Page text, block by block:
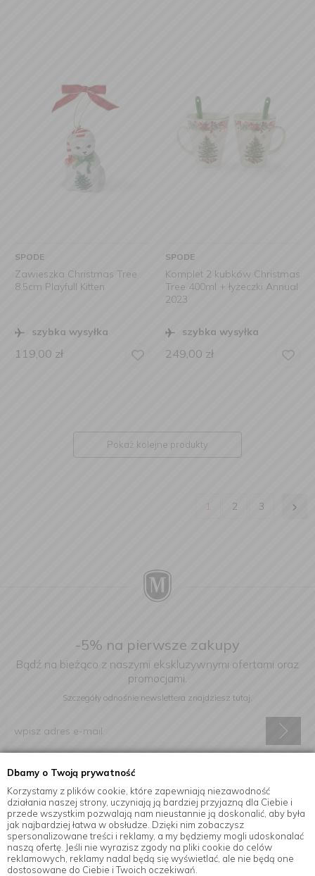
Dbamy o Twoją prywatność
Korzystamy z plików cookie, które zapewniają niezawodność
działania naszej strony, uczyniają ją bardziej przyjazną dla Ciebie i
przede wszystkim pozwalają nam nieustannie ją doskonalić, aby była
jak najbardziej łatwa w obsłudze. Dzięki nim zobaczysz
spersonalizowane treści i reklamy, a my będziemy mogli udoskonalać
naszą ofertę. Jeśli nie wyrazisz zgody na pliki cookie do celów
reklamowych, reklamy nadal będą się wyświetlać, ale nie będą one
dostosowane do Ciebie i Twoich oczekiwań.
SPODE
Zawieszka Christmas Tree
8,5cm Playfull Kitten
szybka wysyłka
119,00 zł
SPODE
Komplet 2 kubków Christmas
Tree 400ml + łyżeczki Annual
2023
szybka wysyłka
249,00 zł
Pokaż kolejne produkty
1 2 3
-5% na pierwsze zakupy
Bądź na bieżąco z naszymi ekskluzywnymi ofertami oraz
promocjami.
Szczegóły odnośnie newslettera znajdziesz tutaj.
Wyrażam zgodę na otrzymywanie informacji handlowej drogą
elektroniczną na podany adres e-mail.
Informacje